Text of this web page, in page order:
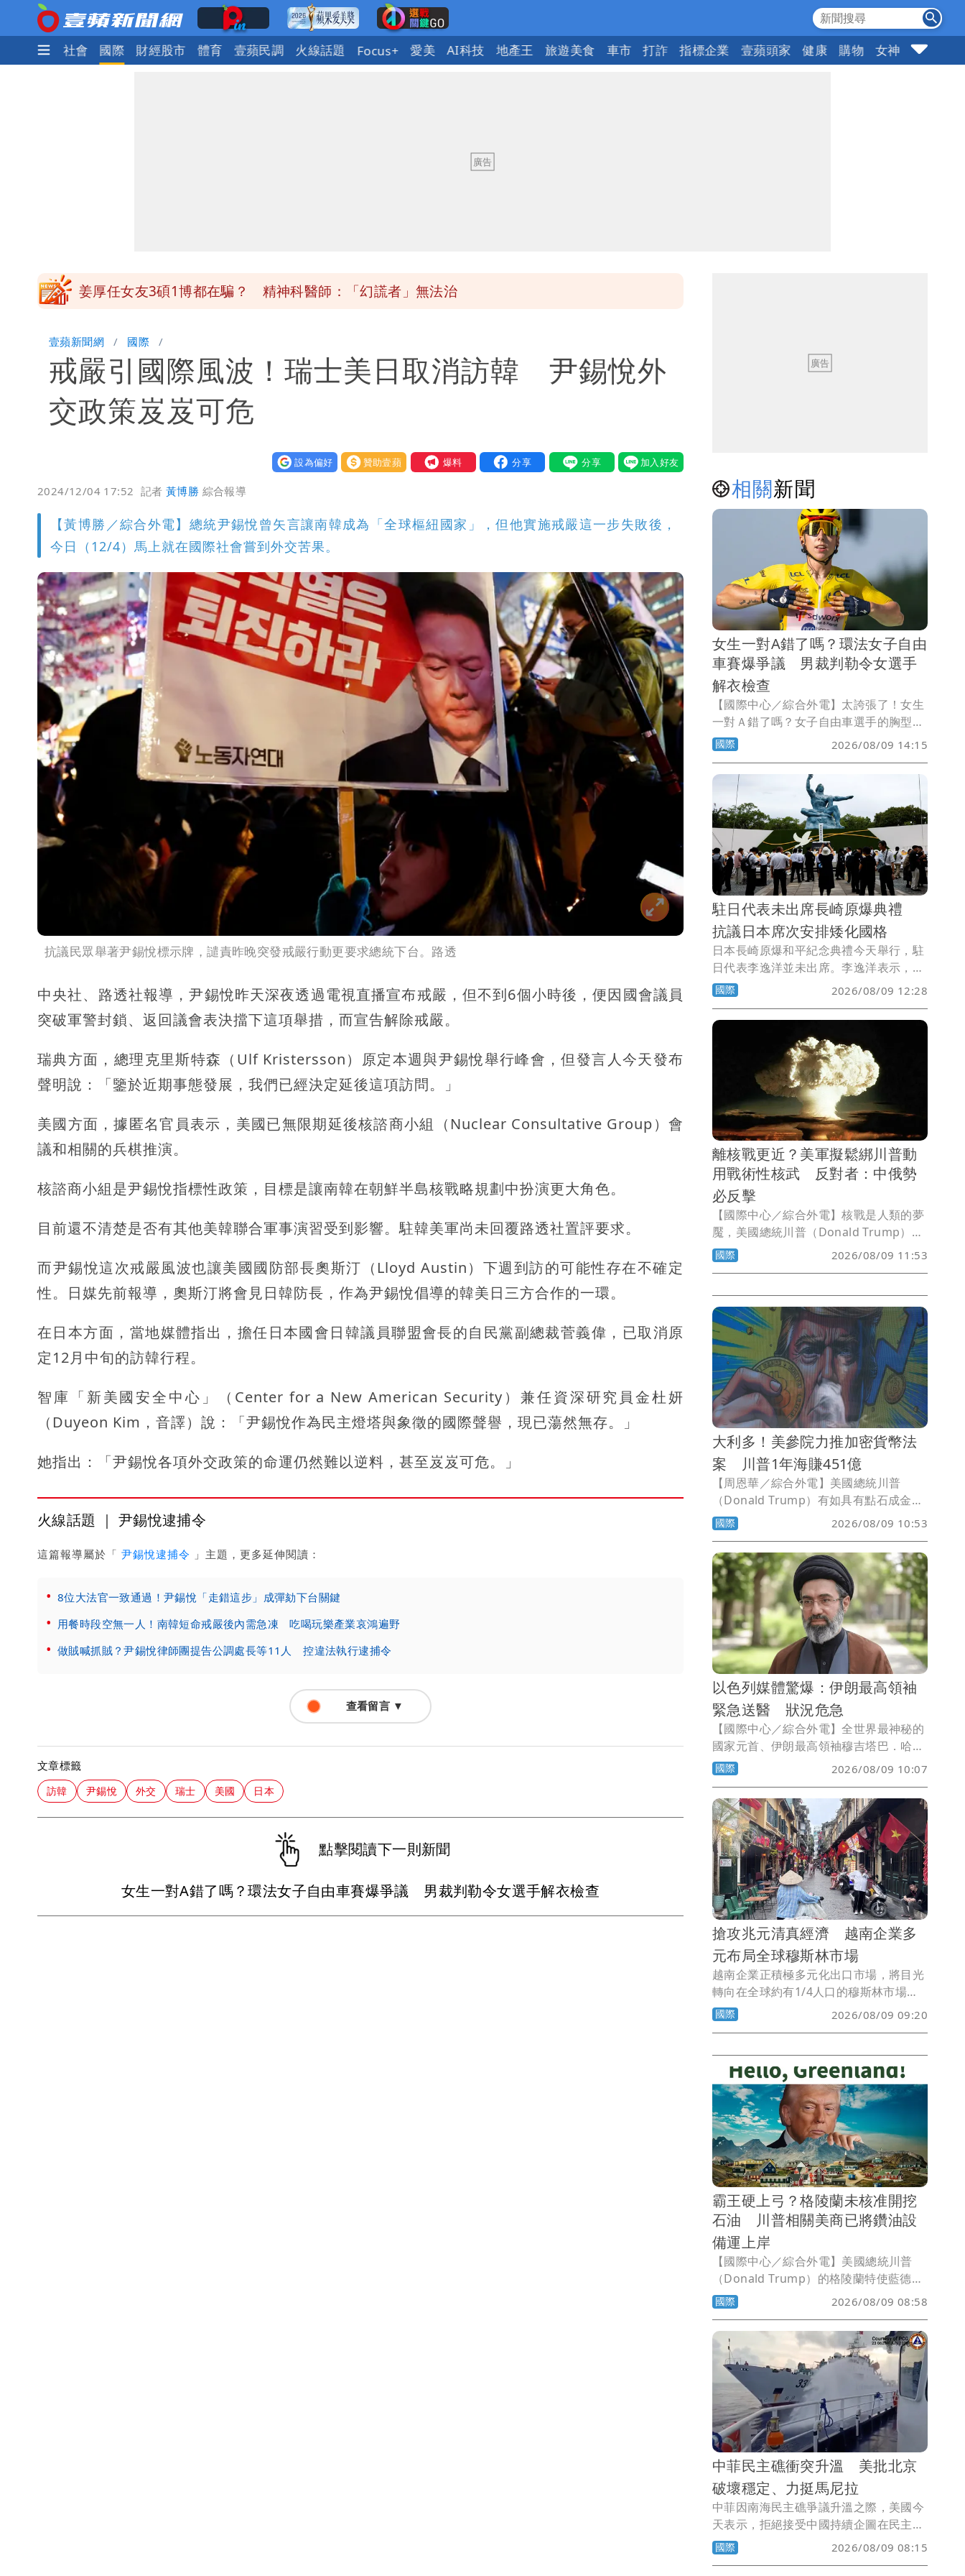
政治 社會 國際 財經股市 體育 壹蘋民調 火線話題 Focus+ 愛美 AI科技 地產王 旅遊美食 車市 打詐 指標企業 壹蘋頭家 健康 購物 女神 10點強打
姜厚任女友3碩1博都在騙？ 精神科醫師：「幻謊者」無法治
離核戰更近？美軍擬鬆綁川普動用戰術性核武
有人利用「上人」掏空慈濟？ 張景森提2建議：這是保護慈濟
壹蘋新聞網 國際
戒嚴引國際風波！瑞士美日取消訪韓 尹錫悅外
交政策岌岌可危
設為偏好 贊助壹蘋 我要爆料
2024/12/04 17:52 記者黃博勝 綜合報導
【黃博勝／綜合外電】總統尹錫悅曾矢言讓南韓成為「全球樞紐國家」，但他實施戒嚴這一步失敗後，
今日（12/4）馬上就在國際社會嘗到外交苦果。
抗議民眾舉著尹錫悅標示牌，譴責昨晚突發戒嚴行動更要求總統下台。路透
中央社、路透社報導，尹錫悅昨天深夜透過電視直播宣布戒嚴，但不到6個小時後，便因國會議員
突破軍警封鎖、返回議會表決擋下這項舉措，而宣告解除戒嚴。
瑞典方面，總理克里斯特森（Ulf Kristersson）原定本週與尹錫悅舉行峰會，但發言人今天發布
聲明說：「鑒於近期事態發展，我們已經決定延後這項訪問。」
美國方面，據匿名官員表示，美國已無限期延後核諮商小組（Nuclear Consultative Group）會
議和相關的兵棋推演。
核諮商小組是尹錫悅指標性政策，目標是讓南韓在朝鮮半島核戰略規劃中扮演更大角色。
目前還不清楚是否有其他美韓聯合軍事演習受到影響。駐韓美軍尚未回覆路透社置評要求。
而尹錫悅這次戒嚴風波也讓美國國防部長奧斯汀（Lloyd Austin）下週到訪的可能性存在不確定
性。日媒先前報導，奧斯汀將會見日韓防長，作為尹錫悅倡導的韓美日三方合作的一環。
在日本方面，當地媒體指出，擔任日本國會日韓議員聯盟會長的自民黨副總裁菅義偉，已取消原
定12月中旬的訪韓行程。
智庫「新美國安全中心」（Center for a New American Security）兼任資深研究員金杜妍
（Duyeon Kim，音譯）說：「尹錫悅作為民主燈塔與象徵的國際聲譽，現已蕩然無存。」
她指出：「尹錫悅各項外交政策的命運仍然難以逆料，甚至岌岌可危。」
火線話題 ｜ 尹錫悅逮捕令
這篇報導屬於「 尹錫悅逮捕令 」主題，更多延伸閱讀：
8位大法官一致通過！尹錫悅「走錯這步」成彈劾下台關鍵
用餐時段空無一人！南韓短命戒嚴後內需急凍 吃喝玩樂產業哀鴻遍野
做賊喊抓賊？尹錫悅律師團提告公調處長等11人 控違法執行逮捕令
查看留言 ▼
文章標籤
訪韓 尹錫悅 外交 瑞士 美國 日本
點擊閱讀下一則新聞
女生一對A錯了嗎？環法女子自由車賽爆爭議 男裁判勒令女選手解衣檢查
相關新聞
女生一對A錯了嗎？環法女子自由
車賽爆爭議 男裁判勒令女選手
解衣檢查
【國際中心／綜合外電】太誇張了！女生
一對Ａ錯了嗎？女子自由車選手的胸型尺
寸也會影響競賽成績嗎？自由車界頂級賽
事環法女子自由車賽（Tour de France
Femmes）傳出爭議事件，主辦單位為了
檢查身材較瘦的參賽選手是否在車衣內暗
藏「胸部整流罩（Chest Fairing）」，
藉以降低風阻獲得競爭優勢，竟然要求較
瘦的女子選手在室外解衣，以供男性裁判
檢查！
國際 2026/08/09 14:15
駐日代表未出席長崎原爆典禮
抗議日本席次安排矮化國格
日本長崎原爆和平紀念典禮今天舉行，駐
日代表李逸洋並未出席。李逸洋表示，長
崎市政府將台灣代表座位安排在使節團區
域之外，刻意矮化台灣國格與國家地位，
台灣因此決定降低出席層級，並對長崎市
政府的安排表達嚴正抗議與譴責。
國際 2026/08/09 12:28
離核戰更近？美軍擬鬆綁川普動
用戰術性核武 反對者：中俄勢
必反擊
【國際中心／綜合外電】核戰是人類的夢
魘，美國總統川普（Donald Trump）發
動對伊朗戰爭的理由之一，就是要摧毀伊
朗製造核武的「潛力」。不過，美國戰爭
意在讓美國總統於日後與中國或俄羅斯爆
發潛在區域衝突時，擁有更多動用短程戰
術核武的彈性選項。有批評者指出，中國
與俄羅斯不可能坐以待斃，一定也會同步
鬆綁戰術核武，反而可能引爆全面核戰。
國際 2026/08/09 11:53
大利多！美參院力推加密貨幣法
案 川普1年海賺451億
【周恩華／綜合外電】美國總統川普
（Donald Trump）有如具有點石成金的
魔力，他力挺比特幣（Bitcoin）等加密
貨幣，並由家族大舉介入加密貨幣經營，
光是去年，川普家族就從比特幣事業中獲
得14億美元（約新台幣451億元）的天價
利潤。現在，連美國國會也加入推動加密
貨幣法案了，美國參議院多數黨領袖圖恩
（John Thune）今天採取行動，推動為
加密貨幣創建監管框架的重大法案。一旦
通過，這將標誌著美國總統川普及加密貨
幣業的巨大勝利。
國際 2026/08/09 10:53
以色列媒體驚爆：伊朗最高領袖
緊急送醫 狀況危急
【國際中心／綜合外電】全世界最神秘的
國家元首、伊朗最高領袖穆吉塔巴．哈米
尼（Mojtaba Khamenei）自上位以來，
從未公開露面，連伊朗外交部長阿拉奇
（Abbas Araghchi）也坦承，還沒見過
他本人。對此，以色列媒體驚爆，穆吉塔
巴事實上健康狀況堪憂，日前因病情嚴
重，被緊急送醫治療中。
國際 2026/08/09 10:07
搶攻兆元清真經濟 越南企業多
元布局全球穆斯林市場
越南企業正積極多元化出口市場，將目光
轉向在全球約有1/4人口的穆斯林市場。
許多食品與製造業為申請清真認證而升級
製造過程；部分省分也正加強穆斯林友善
國際 2026/08/09 09:20
霸王硬上弓？格陵蘭未核准開挖
石油 川普相關美商已將鑽油設
備運上岸
【國際中心／綜合外電】美國總統川普
（Donald Trump）的格陵蘭特使藍德瑞
（Jeff Landry）宣布，格陵蘭明年就有可
能開始生產石油；川普的好友石油大亨史
維茲（Larry Swets）特別成立了「格陵
蘭能源」（Greenland Energy）公司，
還派出貨輪將裝滿探勘設備的貨櫃運 到格
陵蘭。看來美國真的準備要在格陵蘭開挖
石油了，不過，最根本的問題是，格陵蘭
政府根本就沒同意要在格陵蘭挖石油啊。
國際 2026/08/09 08:58
中菲民主礁衝突升溫 美批北京
破壞穩定、力挺馬尼拉
中菲因南海民主礁爭議升溫之際，美國今
天表示，拒絕接受中國持續企圖在民主礁
強推具有破壞穩定性質的「國家級自然保
護區」，並剝奪菲律賓漁民進入傳統漁場
國際 2026/08/09 08:15